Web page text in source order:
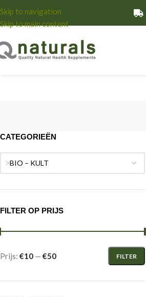
Skip to navigation
Skip to main content
CATEGORIEËN
BIO – KULT
FILTER OP PRIJS
FILTER
Prijs: €10 — €50